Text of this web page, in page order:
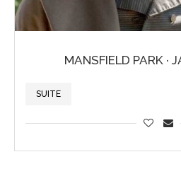
MANSFIELD PARK ·
SUITE